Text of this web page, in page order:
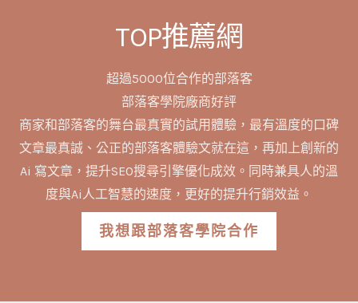
TOP推薦網
超過5000位合作的部落客
部落客學院廠商好評
商家和部落客的舞台最真實的試用體驗，最有溫度的口碑
文章最真誠、公正的部落客體驗文就在這，再加上創新的
Ai 寫文章，提升SEO搜尋引擎優化成效。同時兼具人的溫
度與Ai人工智慧的速度，更好的提升行銷效益。
我想跟部落客學院合作